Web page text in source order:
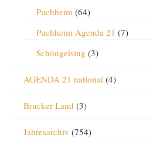
Puchheim(64)
Puchheim Agenda 21 (7)
Schöngeising (3)
AGENDA 21 national(4)
Brucker Land (3)
Jahresarchiv (754)